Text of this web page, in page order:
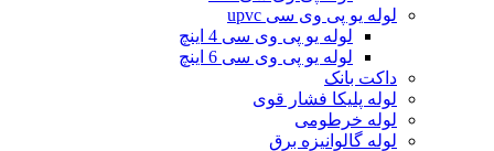
لوله یو پی وی سی upvc
لوله یو پی وی سی 4 اینچ
لوله یو پی وی سی 6 اینچ
داکت بانک
لوله پلیکا فشار قوی
لوله خرطومی
لوله گالوانیزه برق